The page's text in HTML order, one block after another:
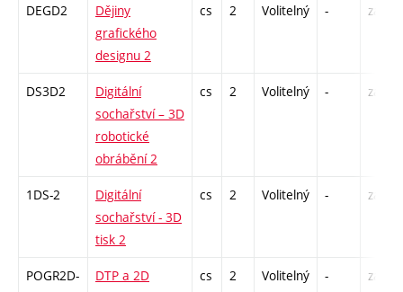
DEGD2
Dějiny
grafického
designu 2
cs 2 Volitelný - zá
DS3D2
Digitální
sochařství – 3D
robotické
obrábění 2
cs 2 Volitelný - zá
1DS-2
Digitální
sochařství - 3D
tisk 2
cs 2 Volitelný - zá
POGR2D-
DTP a 2D
cs 2 Volitelný - zá